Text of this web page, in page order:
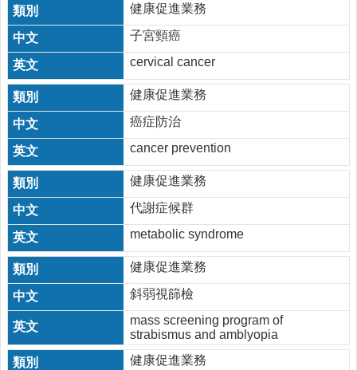
預
防
針
疫
苗
注
射
回
首
頁
網
站
導
覽
新
竹
縣
政
健康促進業務
子宮頸癌
cervical cancer
健康促進業務
癌症防治
cancer prevention
健康促進業務
代謝症候群
metabolic syndrome
健康促進業務
斜弱視篩檢
mass screening program of
strabismus and amblyopia
健康促進業務